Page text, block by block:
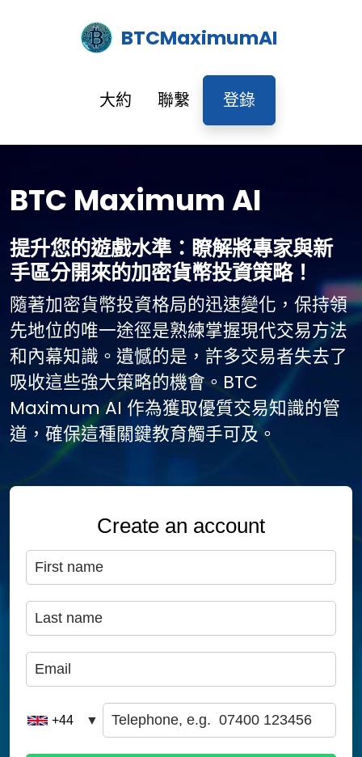
BTCMaximumAI
大約 聯繫 登錄
BTC Maximum AI
提升您的遊戲水準：瞭解將專家與新
手區分開來的加密貨幣投資策略！
隨著加密貨幣投資格局的迅速變化，保持領
先地位的唯一途徑是熟練掌握現代交易方法
和內幕知識。遺憾的是，許多交易者失去了
吸收這些強大策略的機會。BTC
Maximum AI 作為獲取優質交易知識的管
道，確保這種關鍵教育觸手可及。